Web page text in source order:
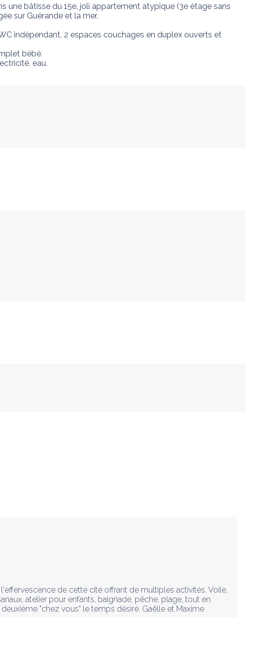
bâtisse du 15e, joli appartement atypique (3e étage sans
sur Guérande et la mer.
indépendant, 2 espaces couchages en duplex ouverts et
bébé.
eau.
de cette cité offrant de multiples activités. Voile,
atelier pour enfants, baignade, pêche, plage, tout en
"chez vous" le temps désiré. Gaëlle et Maxime